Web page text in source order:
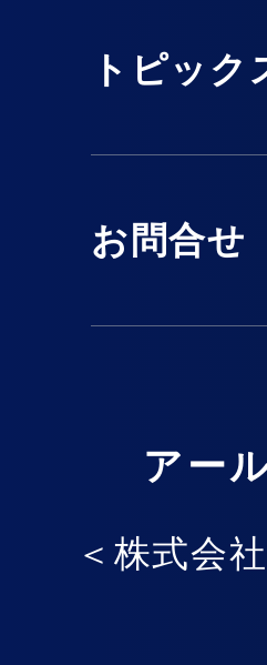
トピック
お問合せ
アー
＜株式会